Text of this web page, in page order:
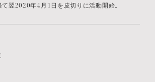
翌2020年4月1日を皮切りに活動開始。